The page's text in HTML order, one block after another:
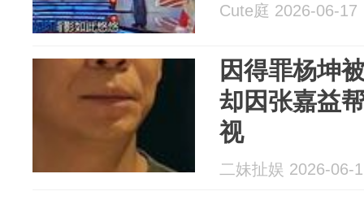
Cute庭 2026-06-17
因得罪杨坤
却因张嘉益
视
二妹扯娱 2026-06-